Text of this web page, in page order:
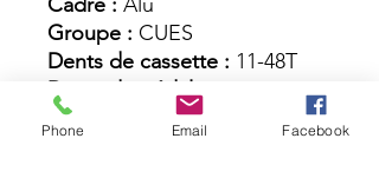
Groupe : CUES
Dents de cassette : 11-48T
Dents du pédalier :
Dérailleur Arrière :
Shimano,
Phone Email Facebook